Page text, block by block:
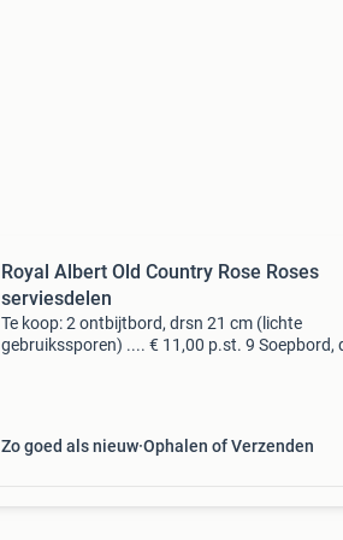
Royal Albert Old Country Rose Roses
serviesdelen
Te koop: 2 ontbijtbord, drsn 21 cm (lichte
gebruikssporen) .... € 11,00 p.st. 9 Soepbord,
Zo goed als nieuw Ophalen of Verzenden